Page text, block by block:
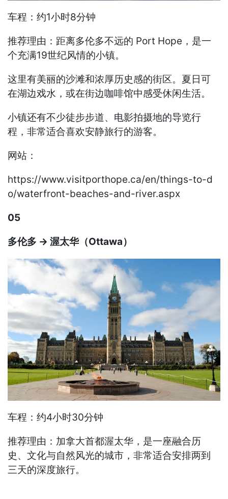
车程：约1小时8分钟
推荐理由：距离多伦多不远的 Port Hope，是一
个充满19世纪风情的小镇。
这里有美丽的沙滩和浓厚历史感的街区。夏日可
在湖边戏水，或在街边咖啡馆中感受休闲生活。
小镇还有不少徒步步道、电影拍摄地的导览行
程，非常适合喜欢安静旅行的游客。
网站：
https://www.visitporthope.ca/en/things-to-d
o/waterfront-beaches-and-river.aspx
05
多伦多 → 渥太华（Ottawa）
车程：约4小时30分钟
推荐理由：加拿大首都渥太华，是一座融合历
史、文化与自然风光的城市，非常适合安排两到
三天的深度旅行。